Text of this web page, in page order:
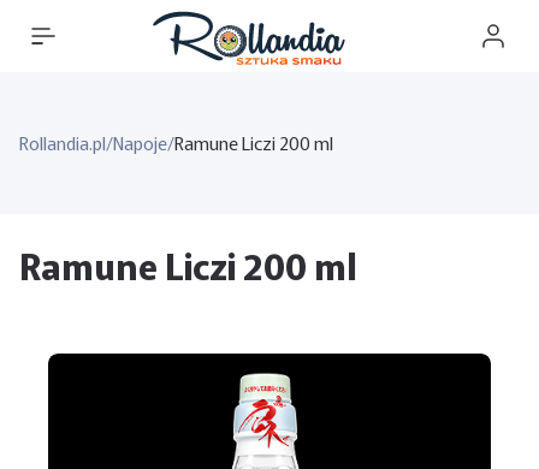
Rollandia.pl/Napoje/Ramune Liczi 200 ml
Ramune Liczi 200 ml